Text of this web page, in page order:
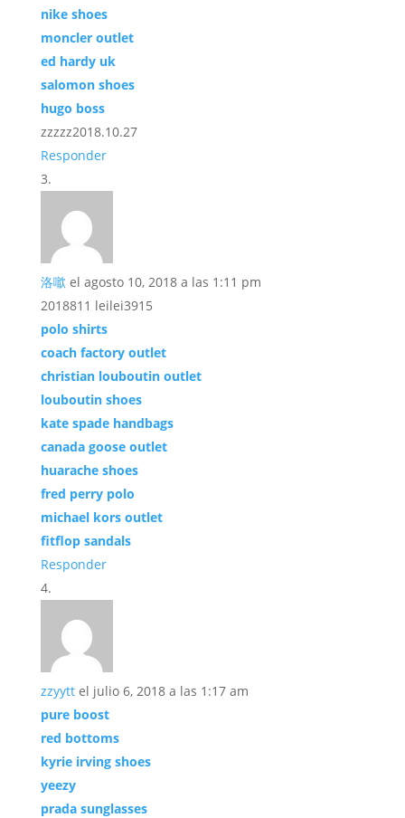
nike shoes
moncler outlet
ed hardy uk
salomon shoes
hugo boss
zzzzz2018.10.27
Responder
洛噷 el agosto 10, 2018 a las 1:11 pm
2018811 leilei3915
polo shirts
coach factory outlet
christian louboutin outlet
louboutin shoes
kate spade handbags
canada goose outlet
huarache shoes
fred perry polo
michael kors outlet
fitflop sandals
Responder
zzyytt el julio 6, 2018 a las 1:17 am
pure boost
red bottoms
kyrie irving shoes
yeezy
prada sunglasses